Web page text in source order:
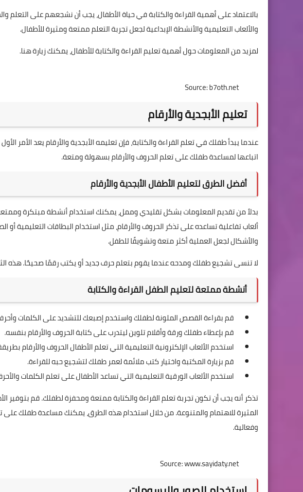
بالاعتماد على أهمية القراءة والكتابة في حياة الأطفال، يجب أن نشجعهم على التعلم
والألعاب التعليمية والأنشطة الإبداعية لجعل تجربة التعلم ممتعة ومثيرة للأطفال.
لمزيد من المعلومات حول أهمية تعليم القراءة والكتابة للأطفال، يمكنك زيارةهنا.
Source: b7oth.net
تعليم الأبجدية والأرقام
عندما يبدأ طفلك في تعلم القراءة والكتابة، فإن تعليمه الأبجدية والأرقام يعد الأمر
اتباعها لمساعدة طفلك على تعلم الحروف والأرقام بسهولة ومتعة.
أفضل الطرق لتعليم الأطفال الأبجدية والأرقام
بدلاً من تقديم المعلومات بشكل تقليدي وممل، يمكنك استخدام أنشطة مبتكرة وممتعة
ألعاب تفاعلية تساعده على تذكر الحروف والأرقام، مثل استخدام البطاقات التعليمية أو
والأشكال لجعل العملية أكثر متعة وتشويقًا للطفل.
لا تنسى تشجيع طفلك ومدحه عندما يقوم بتعلم حرف جديد أو يكتب رقمًا صحيحًا. هذه
أنشطة ممتعة لتعليم الطفل القراءة والكتابة
قم بقراءة القصص الملونة لطفلك واستخدم إصبعك للتشديد على الكلمات
قم بإعطاء طفلك ورقة وأقلام تلوين ليتدرب على كتابة الحروف والأرقام بنفسه.
استخدم الألعاب الإلكترونية التعليمية التي تعلم الأطفال الحروف والأرقام
قم بزيارة المكتبة واختيار كتب ملائمة لعمر طفلك لتشجيع حبه للقراءة.
استخدم الألعاب الورقية التعليمية التي تساعد الأطفال على تعلم الكلمات
تذكر أنه يجب أن تكون تجربة تعلم القراءة والكتابة ممتعة ومحفزة لطفلك. قم بتوفير
المثيرة للاهتمام والمتنوعة. من خلال استخدام هذه الطرق، يمكنك مساعدة طفلك على
وفعالية.
Source: www.sayidaty.net